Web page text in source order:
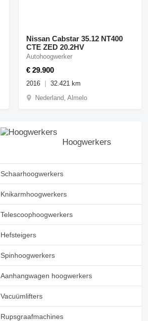
Nissan Cabstar 35.12 NT400
CTE ZED 20.2HV
€ 29.900
Autohoogwerker
2016
32.421 km
Nederland, Almelo
Hoogwerkers
Schaarhoogwerkers
Knikarmhoogwerkers
Telescoophoogwerkers
Hefsteigers
Spinhoogwerkers
Aanhangwagen hoogwerkers
Vacuümlifters
Rupsgraafmachines